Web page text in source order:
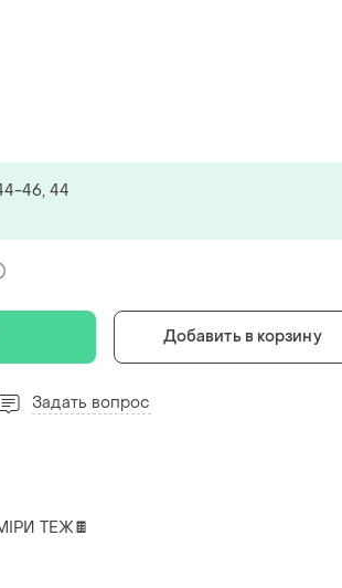
46, 44
Добавить в корзину
Задать вопрос
ТЕЖ🍫